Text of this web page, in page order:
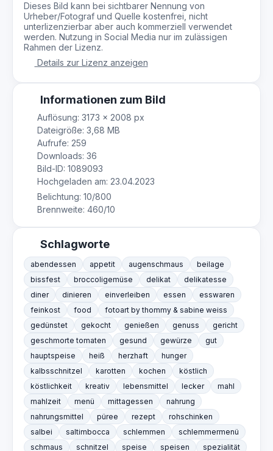
Dieses Bild kann bei sichtbarer Nennung von
Urheber/Fotograf und Quelle kostenfrei, nicht
unterlizenzierbar aber auch kommerziell verwendet
werden. Nutzung in Social Media nur im zulässigen
Rahmen der Lizenz.
Details zur Lizenz anzeigen
Informationen zum Bild
Auflösung: 3173 × 2008 px
Dateigröße: 3,68 MB
Aufrufe: 259
Downloads: 36
Bild-ID: 1089093
Hochgeladen am: 23.04.2023
Belichtung: 10/800
Brennweite: 460/10
Schlagworte
abendessen appetit augenschmaus
beilage
bissfest
broccoligemüse delikat
delikatesse
diner
dinieren einverleiben essen
esswaren
feinkost
food
fotoart by thommy & sabine weiss
gedünstet
gekocht genießen genuss
gericht
geschmorte tomaten
gesund gewürze
gut
hauptspeise
heiß herzhaft
hunger
kalbsschnitzel
karotten kochen
köstlich
köstlichkeit
kreativ lebensmittel lecker
mahl
mahlzeit
menü mittagessen
nahrung
nahrungsmittel
püree rezept
rohschinken
salbei
saltimbocca schlemmen
schlemmermenü
schmaus
schnitzel speise speisen spezialität